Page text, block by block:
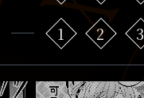
1 2 3